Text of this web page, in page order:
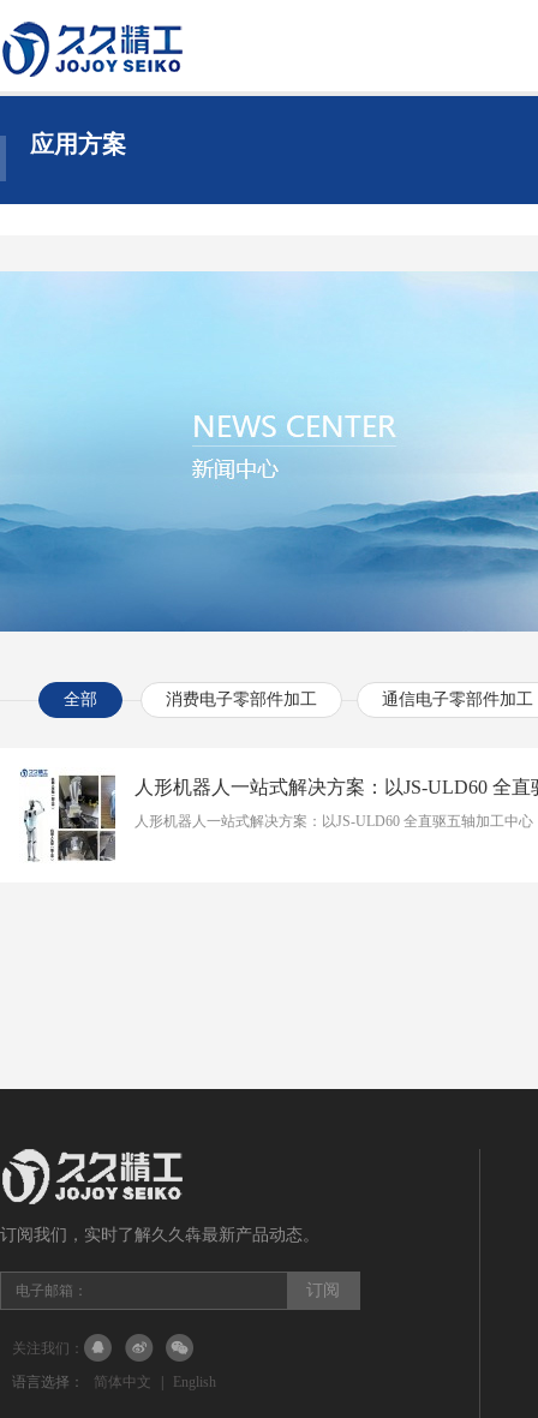
应用方案
全部 消费电子零部件加工 通信电子零部件加工
人形机器人一站式解决方案：以JS-ULD60 全直驱五轴加工中心
订阅我们，实时了解久久犇最新产品动态。
关注我们：
语言选择：
简体中文 English